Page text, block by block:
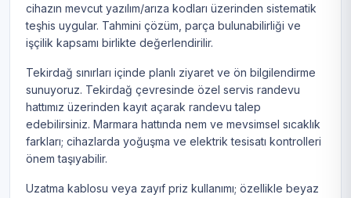
cihazın mevcut yazılım/arıza kodları üzerinden sistematik
teşhis uygular. Tahmini çözüm, parça bulunabilirliği ve
işçilik kapsamı birlikte değerlendirilir.
Tekirdağ sınırları içinde planlı ziyaret ve ön bilgilendirme
sunuyoruz. Tekirdağ çevresinde özel servis randevu
hattımız üzerinden kayıt açarak randevu talep
edebilirsiniz. Marmara hattında nem ve mevsimsel sıcaklık
farkları; cihazlarda yoğuşma ve elektrik tesisatı kontrolleri
önem taşıyabilir.
Uzatma kablosu veya zayıf priz kullanımı; özellikle beyaz